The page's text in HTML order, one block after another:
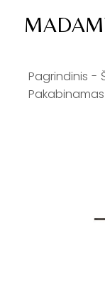
Pagrindinis